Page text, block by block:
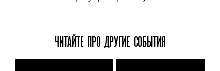
ЧИТАЙТЕ ПРО ДРУГИЕ СОБЫТИЯ